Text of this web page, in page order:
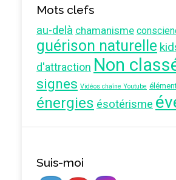
Mots clefs
au-delà chamanisme
guérison naturelle
d'attraction Non
signes Vidéos chaîne Youtube
énergies ésotérisme
Suis-moi